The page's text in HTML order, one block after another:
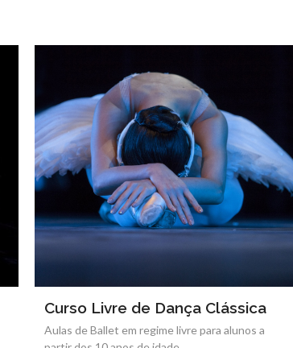
Curso Livre de Dança Clássica
Aulas de Ballet em regime livre para alunos a